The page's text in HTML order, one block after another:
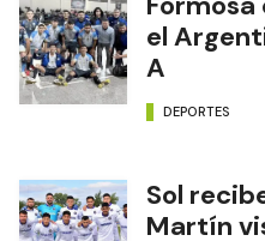
el
A
DEPORTES
Sol
Martín